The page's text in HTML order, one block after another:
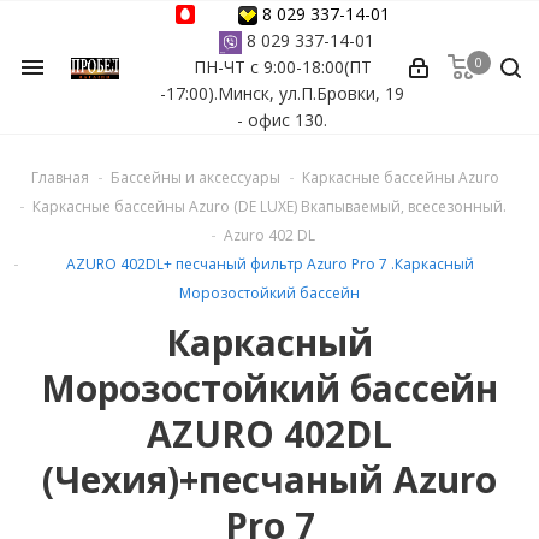
menu
8 029 337-14-01
8 029 337-14-01
ПН-ЧТ с 9:00-18:00(ПТ
-17:00).Минск, ул.П.Бровки, 19
- офис 130.
0
Главная Бассейны и аксессуары
Каркасные бассейны Azuro
Каркасные бассейны Azuro (DE LUXE) Вкапываемый, всесезонный.
Azuro 402 DL
AZURO 402DL+ песчаный фильтр Azuro Pro 7 .Каркасный
Морозостойкий бассейн
Каркасный
Морозостойкий бассейн
AZURO 402DL
(Чехия)+песчаный Azuro
Pro 7